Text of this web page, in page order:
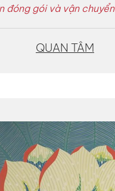
đóng gói và vận chuyển
QUAN TÂM